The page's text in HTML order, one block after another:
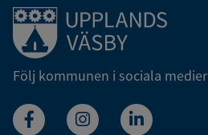
Länk till startsidan
Följ kommunen i sociala medier
FacebookInstagramLinkedin